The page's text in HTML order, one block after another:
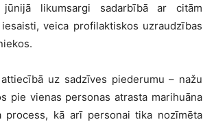
likumsargi sadarbībā ar citām
veica profilaktiskos uzraudzības
uz sadzīves piederumu – nažu
pie vienas personas atrasta marihuāna
process, kā arī personai tika nozīmēta